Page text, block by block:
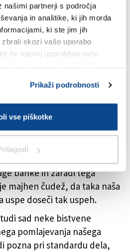
našimi partnerji s področja
in analitike, ki jih morda
ki ste jim jih
skozi vašo uporabo
še naprej uporabljati našo
Prikaži podrobnosti
vse piškotke
ali pa da nastali dobiček
za nekatere postavke,
V naših načrtih je bila
za kritje nerednih
milijonih negativno, potem
dober milijon. Tako imamo
preko 92 odstotkov,
Celotno kritje nerednih
največji uspeh, ki ga je
treba pomisliti, da delamo na
banke in zaradi tega
majhen čudež, da taka naša
uspe doseči tak uspeh.
sad neke bistvene
pomlajevanja našega
pozna pri standardu dela,